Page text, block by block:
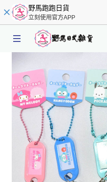
野馬跑跑日貨
立刻使用官方APP